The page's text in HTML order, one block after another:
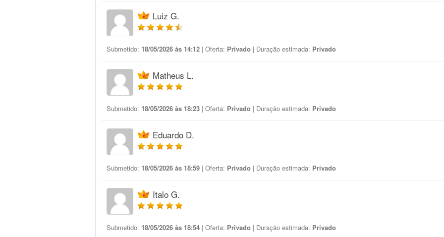
Luiz G.
Submetido: 18/05/2026 às 14:12 | Oferta: Privado | Duração estimada: Privado
Matheus L.
Submetido: 18/05/2026 às 18:23 | Oferta: Privado | Duração estimada: Privado
Eduardo D.
Submetido: 18/05/2026 às 18:59 | Oferta: Privado | Duração estimada: Privado
Italo G.
Submetido: 18/05/2026 às 18:54 | Oferta: Privado | Duração estimada: Privado